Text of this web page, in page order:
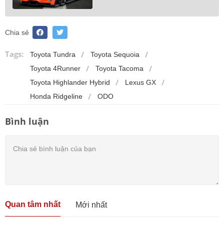
Chia sẻ
Tags: Toyota Tundra
Toyota Sequoia
Toyota 4Runner
Toyota Tacoma
Toyota Highlander Hybrid
Lexus GX
Honda Ridgeline
ODO
Bình luận
Quan tâm nhất Mới nhất